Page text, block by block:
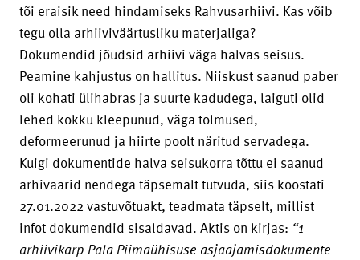
tõi eraisik need hindamiseks Rahvusarhiivi. Kas võib
tegu olla arhiiviväärtusliku materjaliga?
Dokumendid jõudsid arhiivi väga halvas seisus.
Peamine kahjustus on hallitus. Niiskust saanud paber
oli kohati ülihabras ja suurte kadudega, laiguti olid
lehed kokku kleepunud, väga tolmused,
deformeerunud ja hiirte poolt näritud servadega.
Kuigi dokumentide halva seisukorra tõttu ei saanud
arhivaarid nendega täpsemalt tutvuda, siis koostati
27.01.2022 vastuvõtuakt, teadmata täpselt, millist
infot dokumendid sisaldavad. Aktis on kirjas: “1
arhiivikarp Pala Piimaühisuse asjaajamisdokumente